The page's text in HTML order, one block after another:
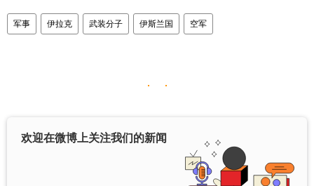
军事 伊拉克 武装分子 伊斯兰国 空军
欢迎在微博上关注我们的新闻